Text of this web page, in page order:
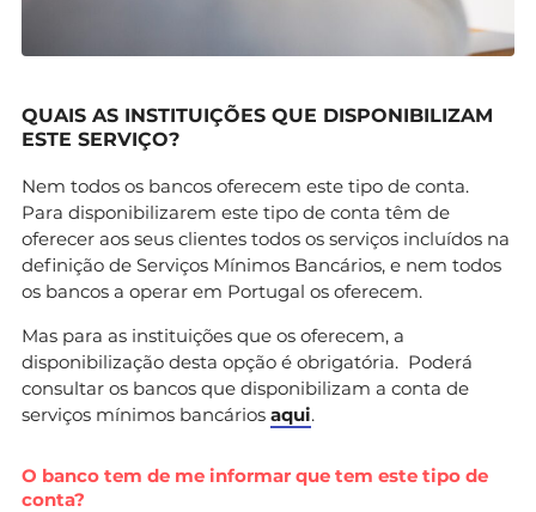
QUAIS AS INSTITUIÇÕES QUE DISPONIBILIZAM
ESTE SERVIÇO?
Nem todos os bancos oferecem este tipo de conta.
Para disponibilizarem este tipo de conta têm de
oferecer aos seus clientes todos os serviços incluídos na
definição de Serviços Mínimos Bancários, e nem todos
os bancos a operar em Portugal os oferecem.
Mas para as instituições que os oferecem, a
disponibilização desta opção é obrigatória. Poderá
consultar os bancos que disponibilizam a conta de
serviços mínimos bancários aqui.
O banco tem de me informar que tem este tipo de
conta?